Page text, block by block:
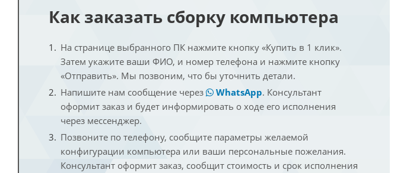
Как заказать сборку компьютера
На странице выбранного ПК нажмите кнопку «Купить в 1 клик».
Затем укажите ваши ФИО, и номер телефона и нажмите кнопку
«Отправить». Мы позвоним, что бы уточнить детали.
Напишите нам сообщение через
WhatsApp. Консультант
оформит заказ и будет информировать о ходе его исполнения
через мессенджер.
Позвоните по телефону, сообщите параметры желаемой
конфигурации компьютера или ваши персональные пожелания.
Консультант оформит заказ, сообщит стоимость и срок исполнения